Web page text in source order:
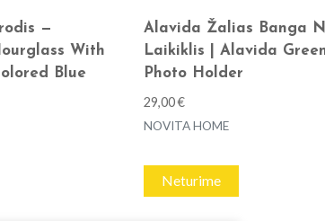
—
With
Blue
Alavida Žalias Banga
Laikiklis | Alavida
Photo Holder
29,00€
NOVITA HOME
Neturime